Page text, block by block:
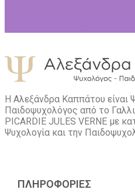
Η Αλεξάνδρα Καππάτου είναι
Παιδοψυχολόγος από το
PICARDIE JULES VERNE με
Ψυχολογία και την
ΠΛΗΡΟΦΟΡΙΕΣ